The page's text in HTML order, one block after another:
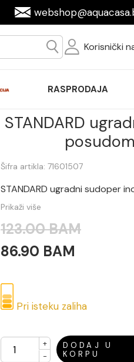
Korisnički
RASPRODAJA
STANDARD
Šifra artikla: 71601507
STANDARD ugradni sudoper
Prikaži više
123.00 BAM
86.90 BAM
Pri isteku zaliha
+
-
DODAJ U
KORPU